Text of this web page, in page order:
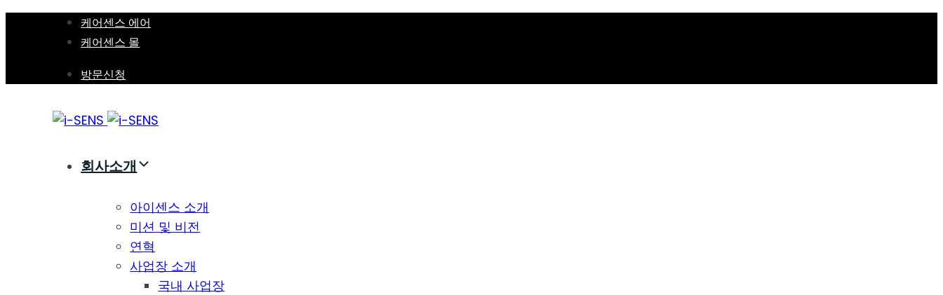
navigation
케어센스 에어
케어센스 몰
방문신청
회사소개
아이센스 소개
미션 및 비전
연혁
사업장 소개
국내 사업장